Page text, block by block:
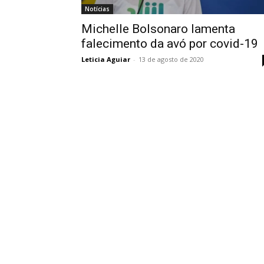
Notícias
Michelle Bolsonaro lamenta
falecimento da avó por covid-19
Leticia Aguiar - 13 de agosto de 2020